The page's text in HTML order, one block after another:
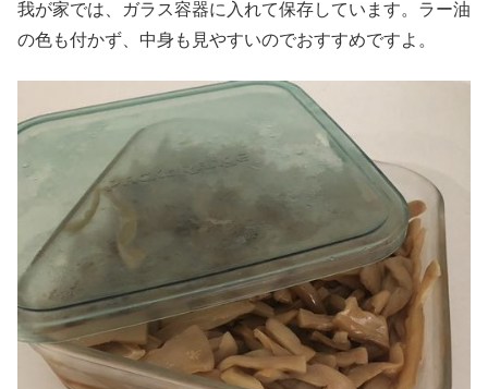
我が家では、ガラス容器に入れて保存しています。ラー油
の色も付かず、中身も見やすいのでおすすめですよ。